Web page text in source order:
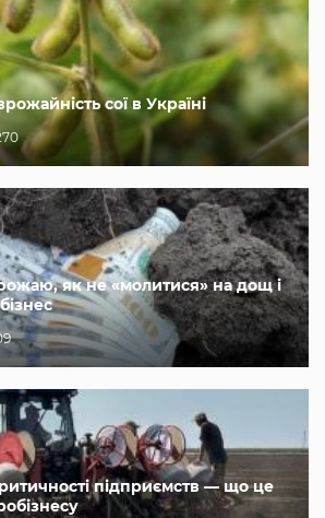
сої в Україні
як не «молитися» на дощ і
підприємств — що це